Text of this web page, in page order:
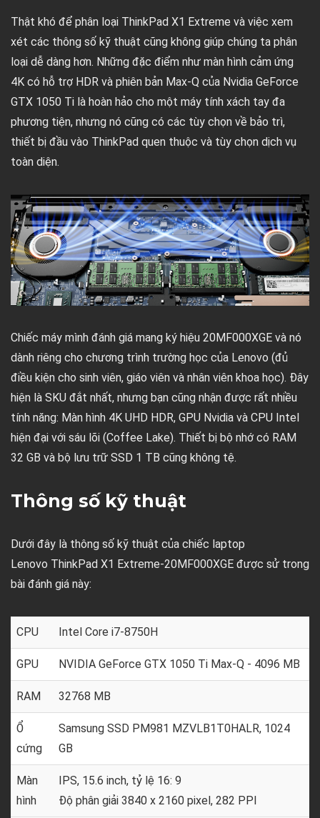
Thật khó để phân loại ThinkPad X1 Extreme và việc xem
xét các thông số kỹ thuật cũng không giúp chúng ta phân
loại dễ dàng hơn. Những đặc điểm như màn hình cảm ứng
4K có hỗ trợ HDR và phiên bản Max-Q của Nvidia GeForce
GTX 1050 Ti là hoàn hảo cho một máy tính xách tay đa
phương tiện, nhưng nó cũng có các tùy chọn về bảo trì,
thiết bị đầu vào ThinkPad quen thuộc và tùy chọn dịch vụ
toàn diện.
Chiếc máy mình đánh giá mang ký hiệu 20MF000XGE và nó
dành riêng cho chương trình trường học của Lenovo (đủ
điều kiện cho sinh viên, giáo viên và nhân viên khoa học). Đây
hiện là SKU đắt nhất, nhưng bạn cũng nhận được rất nhiều
tính năng: Màn hình 4K UHD HDR, GPU Nvidia và CPU Intel
hiện đại với sáu lõi (Coffee Lake). Thiết bị bộ nhớ có RAM
32 GB và bộ lưu trữ SSD 1 TB cũng không tệ.
Thông số kỹ thuật
Dưới đây là thông số kỹ thuật của chiếc laptop
Lenovo ThinkPad X1 Extreme-20MF000XGE được sử trong
bài đánh giá này:
CPU Intel Core i7-8750H
GPU NVIDIA GeForce GTX 1050 Ti Max-Q - 4096 MB
RAM 32768 MB
Ổ
cứng
Samsung SSD PM981 MZVLB1T0HALR, 1024
GB
Màn
hình
IPS, 15.6 inch, tỷ lệ 16: 9
Độ phân giải 3840 x 2160 pixel, 282 PPI